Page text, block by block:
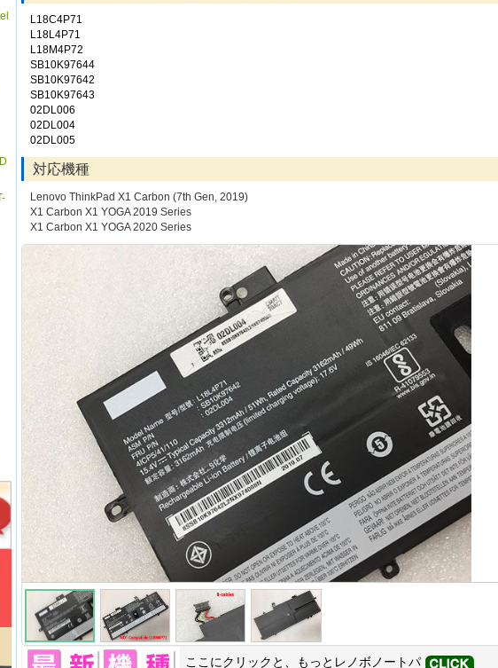
L18C4P71
L18L4P71
L18M4P72
SB10K97644
SB10K97642
SB10K97643
02DL006
02DL004
02DL005
対応機種
Lenovo ThinkPad X1 Carbon (7th Gen, 2019)
X1 Carbon X1 YOGA 2019 Series
X1 Carbon X1 YOGA 2020 Series
ここにクリックと、もっと レノボ ノートパ